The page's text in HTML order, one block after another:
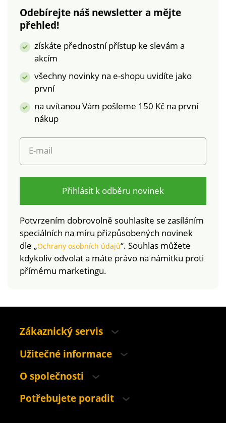
Odebírejte náš newsletter a mějte
přehled!
získáte přednostní přístup ke slevám a
akcím
všechny novinky na e-shopu uvidíte jako
první
na uvítanou Vám pošleme 150 Kč na první
nákup
E-mail
Přihlásit k odběru novinek
Potvrzením dobrovolně souhlasíte se zasíláním
speciálních na míru přizpůsobených novinek
dle „Ochrany osobních údajů“. Souhlas můžete
kdykoliv odvolat a máte právo na námitku proti
přímému marketingu.
Zákaznický servis
Užitečné informace
O společnosti
Potřebujete poradit